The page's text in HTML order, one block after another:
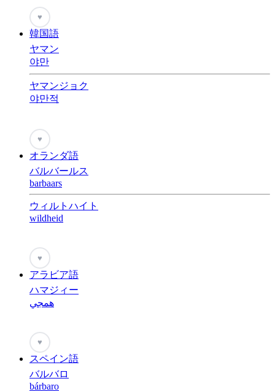
♥
韓国語
ヤマン
야만
ヤマンジョク
야만적
♥
オランダ語
バルバールス
barbaars
ウィルトハイト
wildheid
♥
アラビア語
ハマジィー
همجي
♥
スペイン語
バルバロ
bárbaro